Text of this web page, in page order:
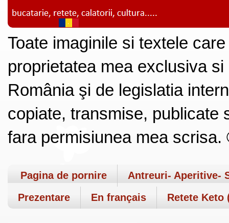
Toate imaginile si textele
proprietatea mea exclusiva
România şi de legislatia
copiate, transmise, publicate
fara permisiunea mea
Pagina de pornire
Antreuri- Aperitive-
Prezentare
En français Retete Keto